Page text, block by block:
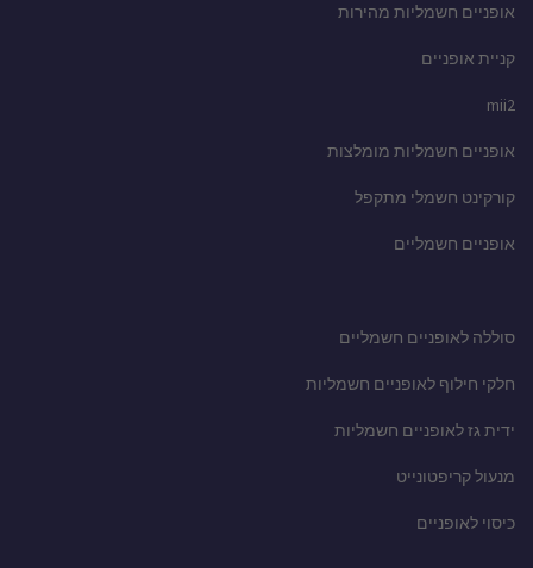
אופניים חשמליות מהירות
קניית אופניים
mii2
אופניים חשמליות מומלצות
קורקינט חשמלי מתקפל
אופניים חשמליים
סוללה לאופניים חשמליים
חלקי חילוף לאופניים חשמליות
ידית גז לאופניים חשמליות
מנעול קריפטונייט
כיסוי לאופניים